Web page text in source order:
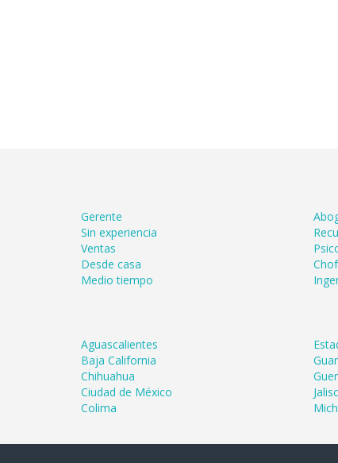
Gerente
Sin experiencia
Ventas
Desde casa
Medio tiempo
Aguascalientes
Baja California
Chihuahua
Ciudad de México
Colima